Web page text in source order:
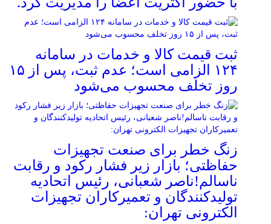
ثبت قیمت کالا و خدمات در سامانه
۱۲۴ الزامی است؛ عدم ثبت، پس از ۱۵
روز تخلف محسوب می‌شود
زنگ خطر برای صنعت تجهیزات
حفاظتی؛ بازار زیر فشار رکود و رقابت
ناسالم!ناصر شعبانی، رئیس اتحادیه
تولیدکنندگان و تعمیرکاران تجهیزات
الکترونی تهران: